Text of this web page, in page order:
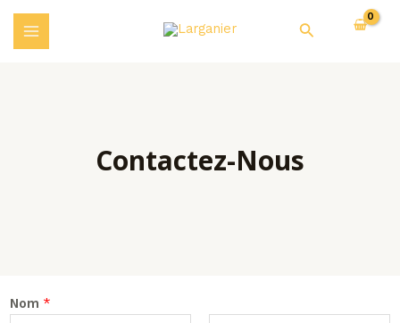
contenu
MAIN
MENU
Rechercher
Contactez-Nous
Nom *